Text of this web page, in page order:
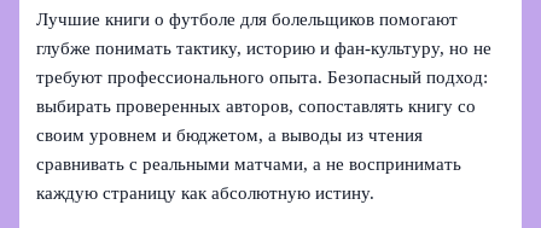
Лучшие книги о футболе для болельщиков помогают
глубже понимать тактику, историю и фан-культуру, но не
требуют профессионального опыта. Безопасный подход:
выбирать проверенных авторов, сопоставлять книгу со
своим уровнем и бюджетом, а выводы из чтения
сравнивать с реальными матчами, а не воспринимать
каждую страницу как абсолютную истину.